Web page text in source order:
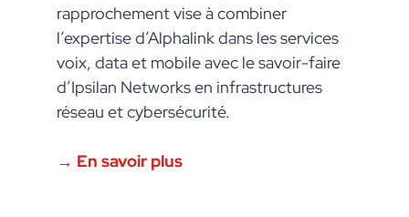
rapprochement vise à combiner
l’expertise d’Alphalink dans les services
voix, data et mobile avec le savoir-faire
d’Ipsilan Networks en infrastructures
réseau et cybersécurité.
→ En savoir plus